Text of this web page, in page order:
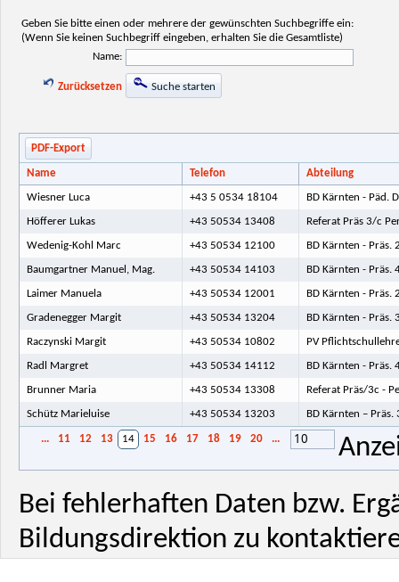
Geben Sie bitte einen oder mehrere der gewünschten Suchbegriffe ein:
(Wenn Sie keinen Suchbegriff eingeben, erhalten Sie die Gesamtliste)
Name:
Zurücksetzen Suche starten
PDF-Export
Name Telefon Abteilung
Wiesner Luca +43 5 0534 18104 BD Kärnten - Päd.
Höfferer Lukas +43 50534 13408 Referat Präs 3/c
Wedenig-Kohl Marc +43 50534 12100 BD Kärnten - Präs.
Baumgartner Manuel, Mag. +43 50534 14103 BD Kärnten - Präs.
Laimer Manuela +43 50534 12001 BD Kärnten -
Gradenegger Margit +43 50534 13204 BD Kärnten - Präs.
Raczynski Margit +43 50534 10802 PV
Radl Margret +43 50534 14112 BD Kärnten - Präs.
Brunner Maria +43 50534 13308 Referat Präs/3c -
Schütz Marieluise +43 50534 13203 BD Kärnten –
... 11 12 13 14 15 16 17 18 19 20 ... 10
Bei fehlerhaften Daten bzw.
Bildungsdirektion zu